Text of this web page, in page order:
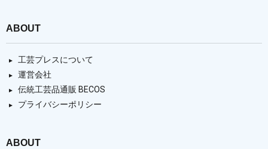
ABOUT
工芸プレスについて
運営会社
伝統工芸品通販 BECOS
プライバシーポリシー
ABOUT